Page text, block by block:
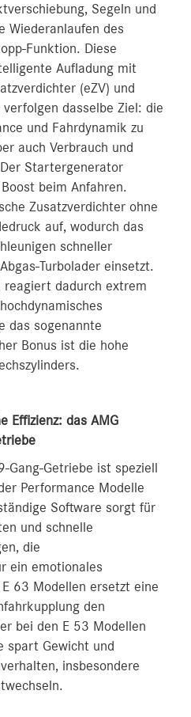
Segeln und
Wiederanlaufen des
Funktion. Diese
Aufladung mit
(eZV) und
dasselbe Ziel: die
und Fahrdynamik zu
auch Verbrauch und
Startergenerator
beim Anfahren.
Zusatzverdichter ohne
auf, wodurch das
schneller
Turbolader einsetzt.
reagiert dadurch extrem
das sogenannte
Bonus ist die hohe
Effizienz: das AMG
Gang-Getriebe ist speziell
Performance Modelle
Software sorgt für
und schnelle
die
ein emotionales
63 Modellen ersetzt eine
den
bei den E 53 Modellen
spart Gewicht und
insbesondere